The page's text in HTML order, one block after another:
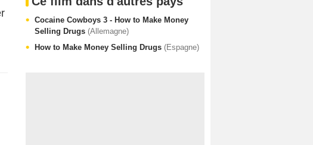
Cocaine Cowboys 3 - How to Make Money
Selling Drugs (Allemagne)
How to Make Money Selling Drugs (Espagne)